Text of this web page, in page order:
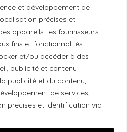
et développement de
précises et
appareils.Les fournisseurs
fins et fonctionnalités
et/ou accéder à des
publicité et contenu
publicité et du contenu,
de services,
précises et identification via
territoire
par la société Les
à souligner que ses
Lacolle Way (Ottawa-
le territoire traditionnel non
anichinabé. Nous
les peuples